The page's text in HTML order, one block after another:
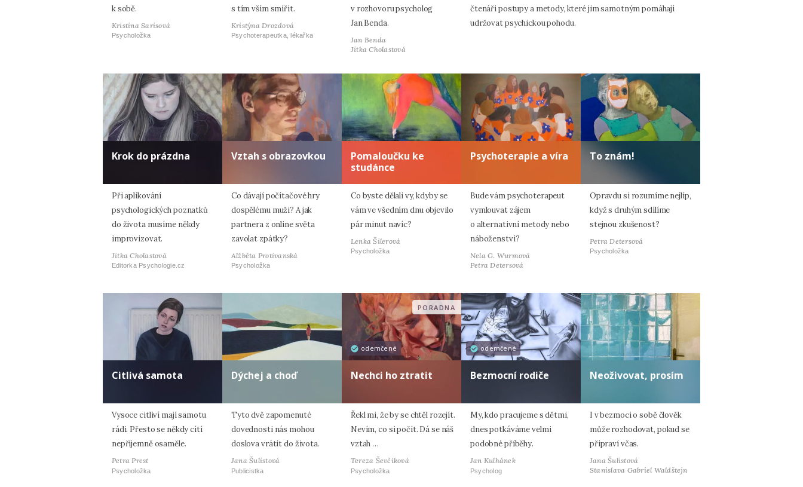
k sobě.
Kristina Sarisová
Psycholožka
s tím vším smířit.
Kristýna Drozdová
Psychoterapeutka, lékařka
v rozhovoru psycholog
Jan Benda.
Jan Benda
Jitka Cholastová
čtenáři postupy a metody, které jim samotným pomáhají
udržovat psychickou pohodu.
Krok do prázdna
Při aplikování
psychologických poznatků
do života musíme někdy
improvizovat.
Jitka Cholastová
Editorka Psychologie.cz
Vztah s obrazovkou
Co dávají počítačové hry
dospělému muži? A jak
partnera z online světa
zavolat zpátky?
Alžběta Protivanská
Psycholožka
Pomaloučku ke
studánce
Co byste dělali vy, kdyby se
vám ve všedním dnu objevilo
pár minut navíc?
Lenka Šilerová
Psycholožka
Psychoterapie a víra
Bude vám psychoterapeut
vymlouvat zájem
o alternativní metody nebo
náboženství?
Nela G. Wurmová
Petra Detersová
To znám!
Opravdu si rozumíme nejlíp,
když s druhým sdílíme
stejnou zkušenost?
Petra Detersová
Psycholožka
Citlivá samota
Vysoce citliví mají samotu
rádi. Přesto se někdy cítí
nepříjemně osaměle.
Petra Prest
Psycholožka
Dýchej a choď
Tyto dvě zapomenuté
dovednosti nás mohou
doslova vrátit do života.
Jana Šulistová
Publicistka
odemčené
PORADNA
Nechci ho ztratit
Řekl mi, že by se chtěl rozejít.
Nevím, co si počít. Dá se náš
vztah …
Tereza Ševčíková
Psycholožka
odemčené
Bezmocní rodiče
My, kdo pracujeme s dětmi,
dnes potkáváme velmi
podobné příběhy.
Jan Kulhánek
Psycholog
Neoživovat, prosím
I v bezmoci o sobě člověk
může rozhodovat, pokud se
připraví včas.
Jana Šulistová
Stanislava Gabriel Waldštejn